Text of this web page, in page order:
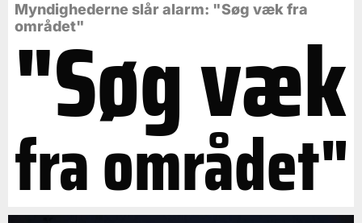
Myndighederne slår alarm: "Søg væk fra
området"
"Søg væk
fra området"